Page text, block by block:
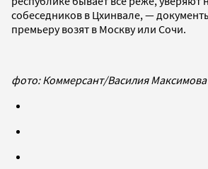
собеседников в Цхинвале, —
премьеру возят в Москву или Сочи.
фото: Коммерсант/Василия Максимова